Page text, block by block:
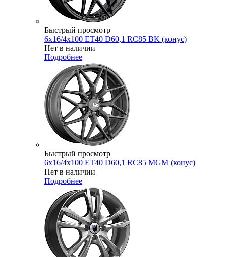
Быстрый просмотр
6x16/4x100 ET40 D60,1 RC85 BK (конус)
Нет в наличии
Подробнее
Быстрый просмотр
6x16/4x100 ET40 D60,1 RC85 MGM (конус)
Нет в наличии
Подробнее